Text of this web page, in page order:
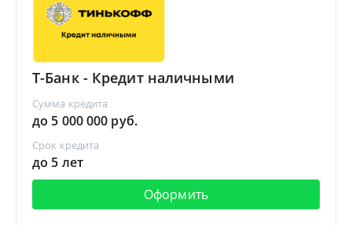
Т-Банк - Кредит наличными
Сумма кредита
до 5 000 000 руб.
Срок кредита
до 5 лет
Оформить